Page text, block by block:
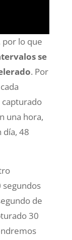
por lo que
se
. Por
una hora,
día, 48
de
30